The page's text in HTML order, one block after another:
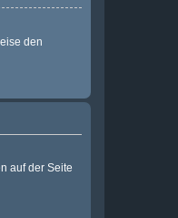
den
auf der Seite